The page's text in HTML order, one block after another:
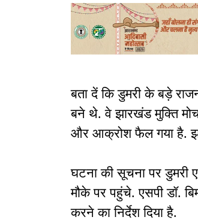
बता दें कि डुमरी के बड़े
बने थे. वे झारखंड मुक्ति
और आक्रोश फैल गया है.
घटना की सूचना पर डुमरी
मौके पर पहुंचे. एसपी डॉ.
करने का निर्देश दिया है.